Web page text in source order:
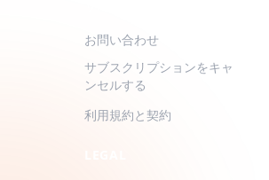
お問い合わせ
サブスクリプションをキャ
ンセルする
利用規約と契約